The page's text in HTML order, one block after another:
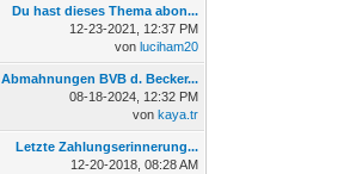
Du hast dieses Thema abon...
12-23-2021, 12:37 PM
vonluciham20
Abmahnungen BVB d. Becker...
08-18-2024, 12:32 PM
vonkaya.tr
Letzte Zahlungserinnerung...
12-20-2018, 08:28 AM